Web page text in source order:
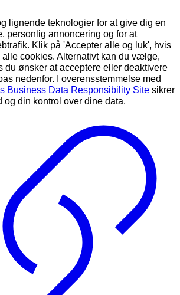
lignende teknologier for at give dig en
personlig annoncering og for at
Klik på 'Accepter alle og luk', hvis
cookies. Alternativt kan du vælge,
du ønsker at acceptere eller deaktivere
nedenfor. I overensstemmelse med
Business Data Responsibility Site sikrer
og din kontrol over dine data.